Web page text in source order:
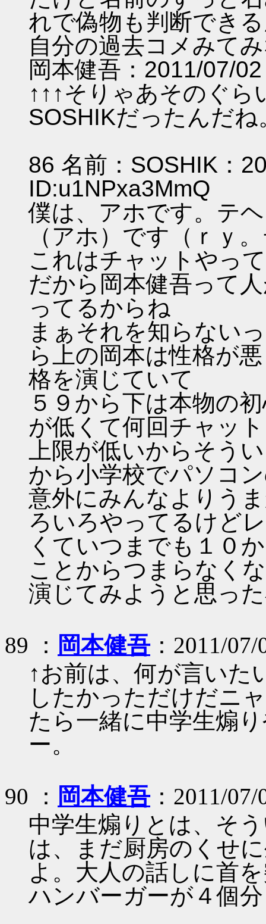
れで偽物も判断でき
自分の過去コメみて
岡本健吾：2011/07/
↑↑↑そりゃあそのぐ
SOSHIKだった
86 名前：SOSHIK：
僕は、アホです。テ
（アホ）です（ｒｙ
これはチャットやっ
だから岡本健吾って
ってるからね
まぁそれを知らない
ら上の岡本は性格が
格を演じていて
５９から下は本物の
が低くて何回チャッ
上限が低いからそう
から小学校でパソコ
意外にみんなよりう
ろいろやってるけど
くていつまでも１０
ことからつまらなく
演じてみようと思っ
89 ： 岡本健吾：2011/07/
↑お前は、何が言いた
したかっただけだニ
たら一緒に中学生煽
ー。
90 ： 岡本健吾：2011/07/
中学生煽りとは、そ
は、まだ厨房のくせ
よ。大人の話しに首
ハンバーガーが４個